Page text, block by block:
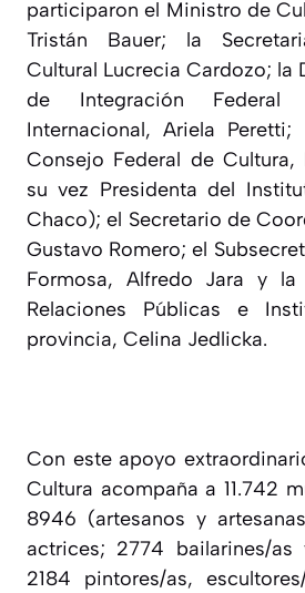
participaron el Ministro de
Tristán Bauer; la
Cultural Lucrecia Cardozo; la
de Integración Federal
Internacional, Ariela
Consejo Federal de
su vez Presidenta del
Chaco); el Secretario de
Gustavo Romero; el
Formosa, Alfredo Jara y la
Relaciones Públicas e
provincia, Celina Jedlicka.
Con este apoyo
Cultura acompaña a 11.742
8946 (artesanos y
actrices; 2774 bailarines/as
2184 pintores/as,